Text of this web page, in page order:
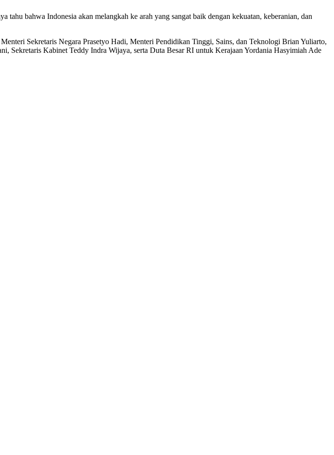
tahu bahwa Indonesia akan melangkah ke arah yang sangat baik dengan kekuatan, keberanian, dan
Sekretaris Negara Prasetyo Hadi, Menteri Pendidikan Tinggi, Sains, dan Teknologi Brian Yuliarto,
Sekretaris Kabinet Teddy Indra Wijaya, serta Duta Besar RI untuk Kerajaan Yordania Hasyimiah Ade